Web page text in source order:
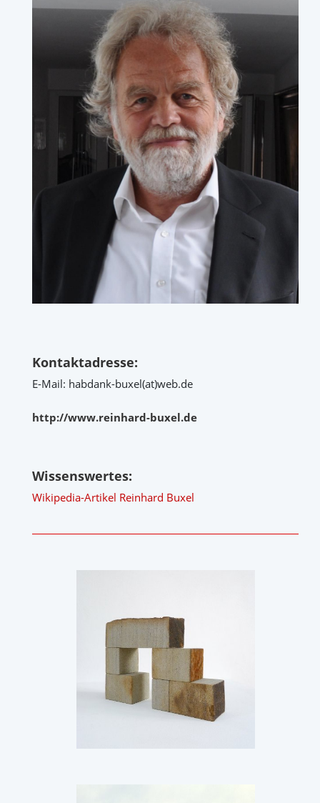
Kontaktadresse:
E-Mail: habdank-buxel(at)web.de
http://www.reinhard-buxel.de
Wissenswertes:
Wikipedia-Artikel Reinhard Buxel